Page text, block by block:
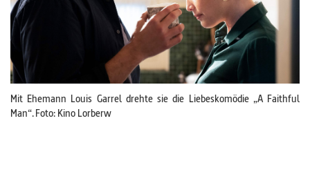
Mit Ehemann Louis Garrel drehte sie die Liebeskomödie „A Faithful
Man“. Foto: Kino Lorberw